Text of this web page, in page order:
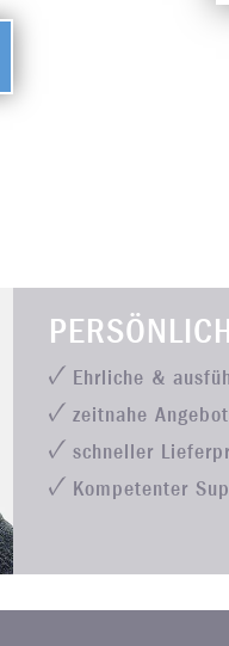
Ehrliche &
zeitnahe
schneller
Kompetenter